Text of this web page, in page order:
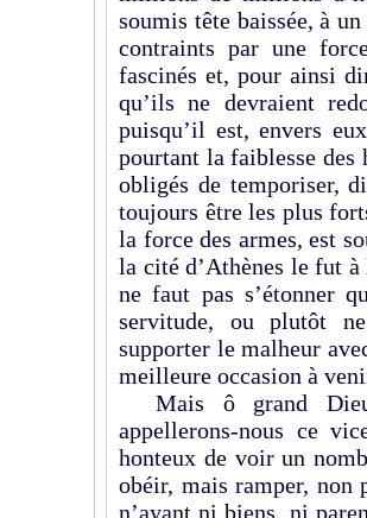
soumis tête baissée, à
contraints par une
fascinés et, pour ainsi
qu’ils ne devraient
puisqu’il est, envers
pourtant la faiblesse des
obligés de temporiser,
toujours être les plus
la force des armes, est
la cité d’Athènes le fut
ne faut pas s’étonner
servitude, ou plutôt
supporter le malheur
meilleure occasion à
Mais ô grand Dieu
appellerons-nous ce
honteux de voir un
obéir, mais ramper, non
n’ayant ni biens, ni